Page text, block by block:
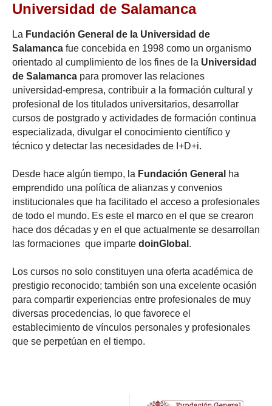
Universidad de Salamanca
La Fundación General de la Universidad de
Salamanca fue concebida en 1998 como un organismo
orientado al cumplimiento de los fines de la Universidad
de Salamanca para promover las relaciones
universidad-empresa, contribuir a la formación cultural y
profesional de los titulados universitarios, desarrollar
cursos de postgrado y actividades de formación continua
especializada, divulgar el conocimiento científico y
técnico y detectar las necesidades de I+D+i.
Desde hace algún tiempo, la Fundación General ha
emprendido una política de alianzas y convenios
institucionales que ha facilitado el acceso a profesionales
de todo el mundo. Es este el marco en el que se crearon
hace dos décadas y en el que actualmente se desarrollan
las formaciones que imparte doinGlobal .
Los cursos no solo constituyen una oferta académica de
prestigio reconocido; también son una excelente ocasión
para compartir experiencias entre profesionales de muy
diversas procedencias, lo que favorece el
establecimiento de vínculos personales y profesionales
que se perpetúan en el tiempo.